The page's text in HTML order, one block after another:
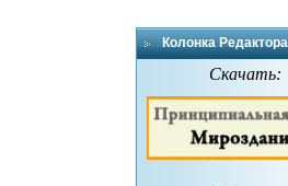
Колонка Редактора
Скачать: